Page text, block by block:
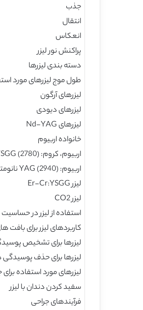
جذب
انتقال
انعکاس
پراکنش نور لیزر
دسته بندی لیزرها
طول موج لیزرهای مورد
لیزرهای آرگون
لیزرهای دیودی
لیزرهای Nd-YAG
خانواده اربیوم
اربیوم، کروم: (YSGG (2780 نانومتر
اربیوم: (YAG (2940 نانومتر
لیزر Er-Cr:YSGG
لیزر CO2
استفاده از لیزر در
کاربردهای لیزر برای
لیزرها برای تشخیص
لیزرها برای حذف پوسیدگی
لیزرهای مورد استفاده
سفید کردن دندان با لیزر
فرآیندهای جراحی